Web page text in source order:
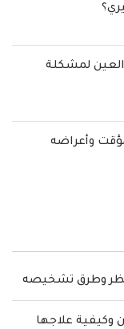
لمشكلة
وأعراضه
وطرق تشخيصه
وكيفية علاجها